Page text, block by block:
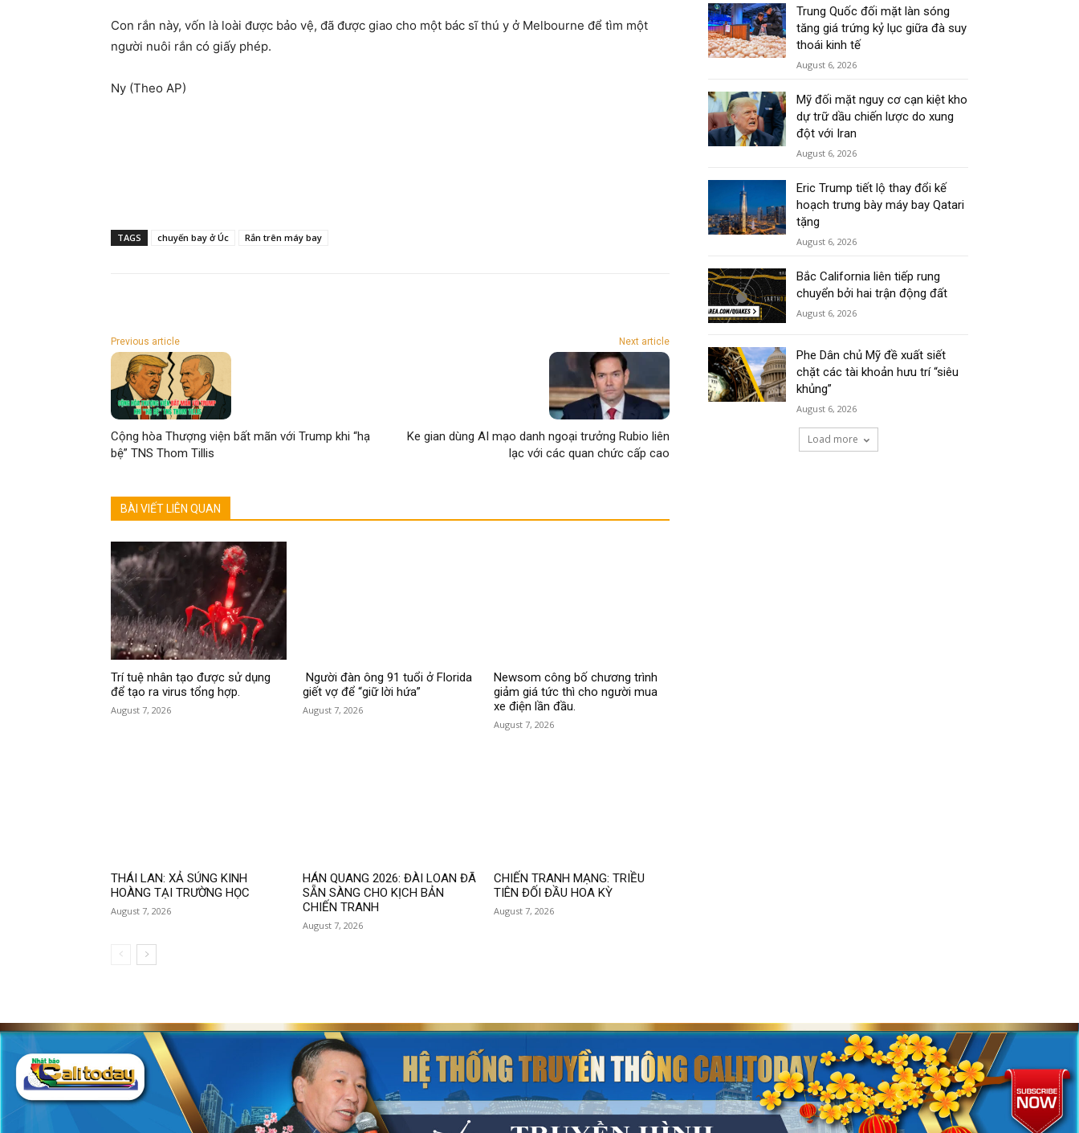
Con rắn này, vốn là loài được bảo vệ, đã được giao cho một bác sĩ thú y ở Melbourne để tìm một
người nuôi rắn có giấy phép.
Ny (Theo AP)
TAGS chuyến bay ở Úc Rắn trên máy bay
Previous article
Cộng hòa Thượng viện bất mãn với Trump khi “hạ
bệ” TNS Thom Tillis
Next article
Ke gian dùng AI mạo danh ngoại trưởng Rubio liên
lạc với các quan chức cấp cao
BÀI VIẾT LIÊN QUAN
Trí tuệ nhân tạo được sử dụng
để tạo ra virus tổng hợp.
August 7, 2026
Người đàn ông 91 tuổi ở Florida
giết vợ để “giữ lời hứa”
August 7, 2026
Newsom công bố chương trình
giảm giá tức thì cho người mua
xe điện lần đầu.
August 7, 2026
THÁI LAN: XẢ SÚNG KINH
HOÀNG TẠI TRƯỜNG HỌC
August 7, 2026
HÁN QUANG 2026: ĐÀI LOAN ĐÃ
SẴN SÀNG CHO KỊCH BẢN
CHIẾN TRANH
August 7, 2026
CHIẾN TRANH MẠNG: TRIỀU
TIÊN ĐỐI ĐẦU HOA KỲ
August 7, 2026
Trung Quốc đối mặt làn sóng
tăng giá trứng kỷ lục giữa đà suy
thoái kinh tế
August 6, 2026
Mỹ đối mặt nguy cơ cạn kiệt kho
dự trữ dầu chiến lược do xung
đột với Iran
August 6, 2026
Eric Trump tiết lộ thay đổi kế
hoạch trưng bày máy bay Qatari
tặng
August 6, 2026
Bắc California liên tiếp rung
chuyển bởi hai trận động đất
August 6, 2026
Phe Dân chủ Mỹ đề xuất siết
chặt các tài khoản hưu trí “siêu
khủng”
August 6, 2026
Load more